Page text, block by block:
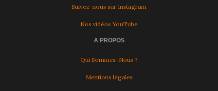
Suivez-nous sur Instagram
Nos vidéos YouTube
A PROPOS
Qui Sommes-Nous ?
Mentions légales